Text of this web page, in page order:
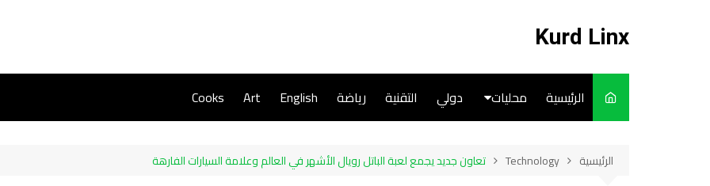
Kurd Linx
الرئيسية محليات دولي التقنية رياضة English
Art
Cooks
الرئيسية Technology تعاون جديد يجمع لعبة الباتل رويال الأشهر في العالم وعلامة السيارات الفارهة